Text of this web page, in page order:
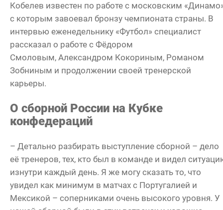
Кобелев известен по работе с московским
с которым завоевал бронзу чемпионата страны. В
интервью еженедельнику «Футбол» специалист
рассказал о работе с Фёдором
Смоловым, Александром Кокориным, Романом
Зобниным и продолжении своей тренерской
карьеры.
О сборной России на Кубке
конфедераций
– Детально разбирать выступление сборной – дело
её тренеров, тех, кто был в команде и видел
изнутри каждый день. Я же могу сказать то, что
увидел как минимум в матчах с Португалией и
Мексикой – соперниками очень высокого уровня. У